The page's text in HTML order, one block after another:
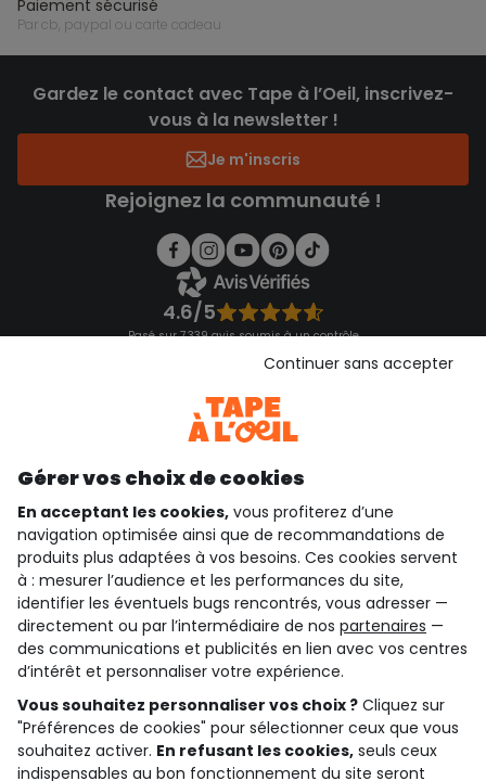
paiement sécurisé
par cb, paypal ou carte cadeau
Gardez le contact avec Tape à l’Oeil, inscrivez-
vous à la newsletter !
Je m'inscris
Rejoignez la communauté !
4.6/5
Basé sur 7 339 avis soumis à un contrôle
Consulter les CGU
qui sommes-nous ?
besoin d'aide ?
le club fidélité
notre catalogue
Conditions générales de ventes et d'utilisation
Gérer vos choix de cookies
En acceptant les cookies, vous profiterez d’une
navigation optimisée ainsi que de recommandations de
produits plus adaptées à vos besoins. Ces cookies servent
à : mesurer l’audience et les performances du site,
identifier les éventuels bugs rencontrés, vous adresser —
directement ou par l’intermédiaire de nos partenaires —
des communications et publicités en lien avec vos centres
d’intérêt et personnaliser votre expérience.
Vous souhaitez personnaliser vos choix ? Cliquez sur
"Préférences de cookies" pour sélectionner ceux que vous
souhaitez activer. En refusant les cookies, seuls ceux
indispensables au bon fonctionnement du site seront
Continuer sans accepter